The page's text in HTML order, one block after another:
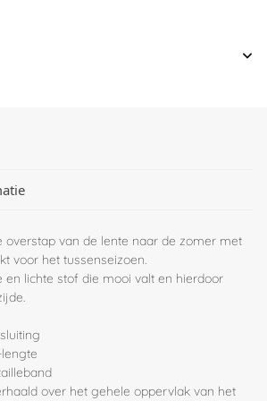
overstap van de lente naar de zomer met
voor het tussenseizoen.
en lichte stof die mooi valt en hierdoor
over het gehele oppervlak van het